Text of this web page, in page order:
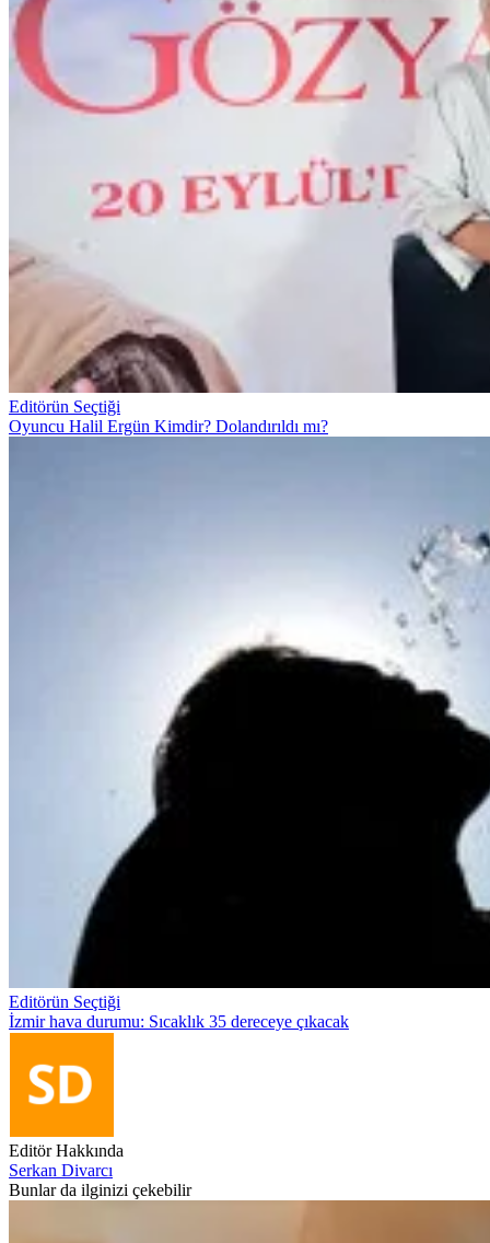
Editörün Seçtiği
Oyuncu Halil Ergün Kimdir? Dolandırıldı mı?
Editörün Seçtiği
İzmir hava durumu: Sıcaklık 35 dereceye çıkacak
Editör Hakkında
Serkan Divarcı
Bunlar da ilginizi çekebilir